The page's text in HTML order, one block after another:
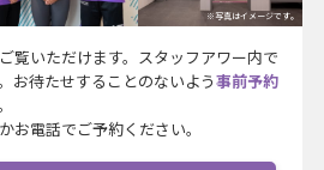
※写真はイメージです。
覧いただけます。スタッフアワー内で
お待たせすることのないよう事前予約
お電話でご予約ください。